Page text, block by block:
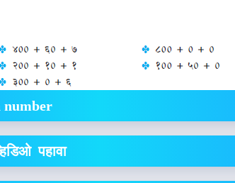
number
पहावा